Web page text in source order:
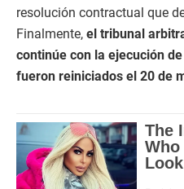
resolución contractual que
Finalmente, el tribunal
continúe con la ejecución
fueron reiniciados el 20 de